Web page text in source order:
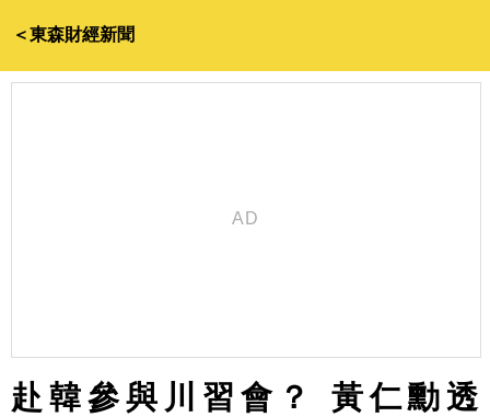
＜東森財經新聞
赴韓參與川習會？ 黃仁勳透